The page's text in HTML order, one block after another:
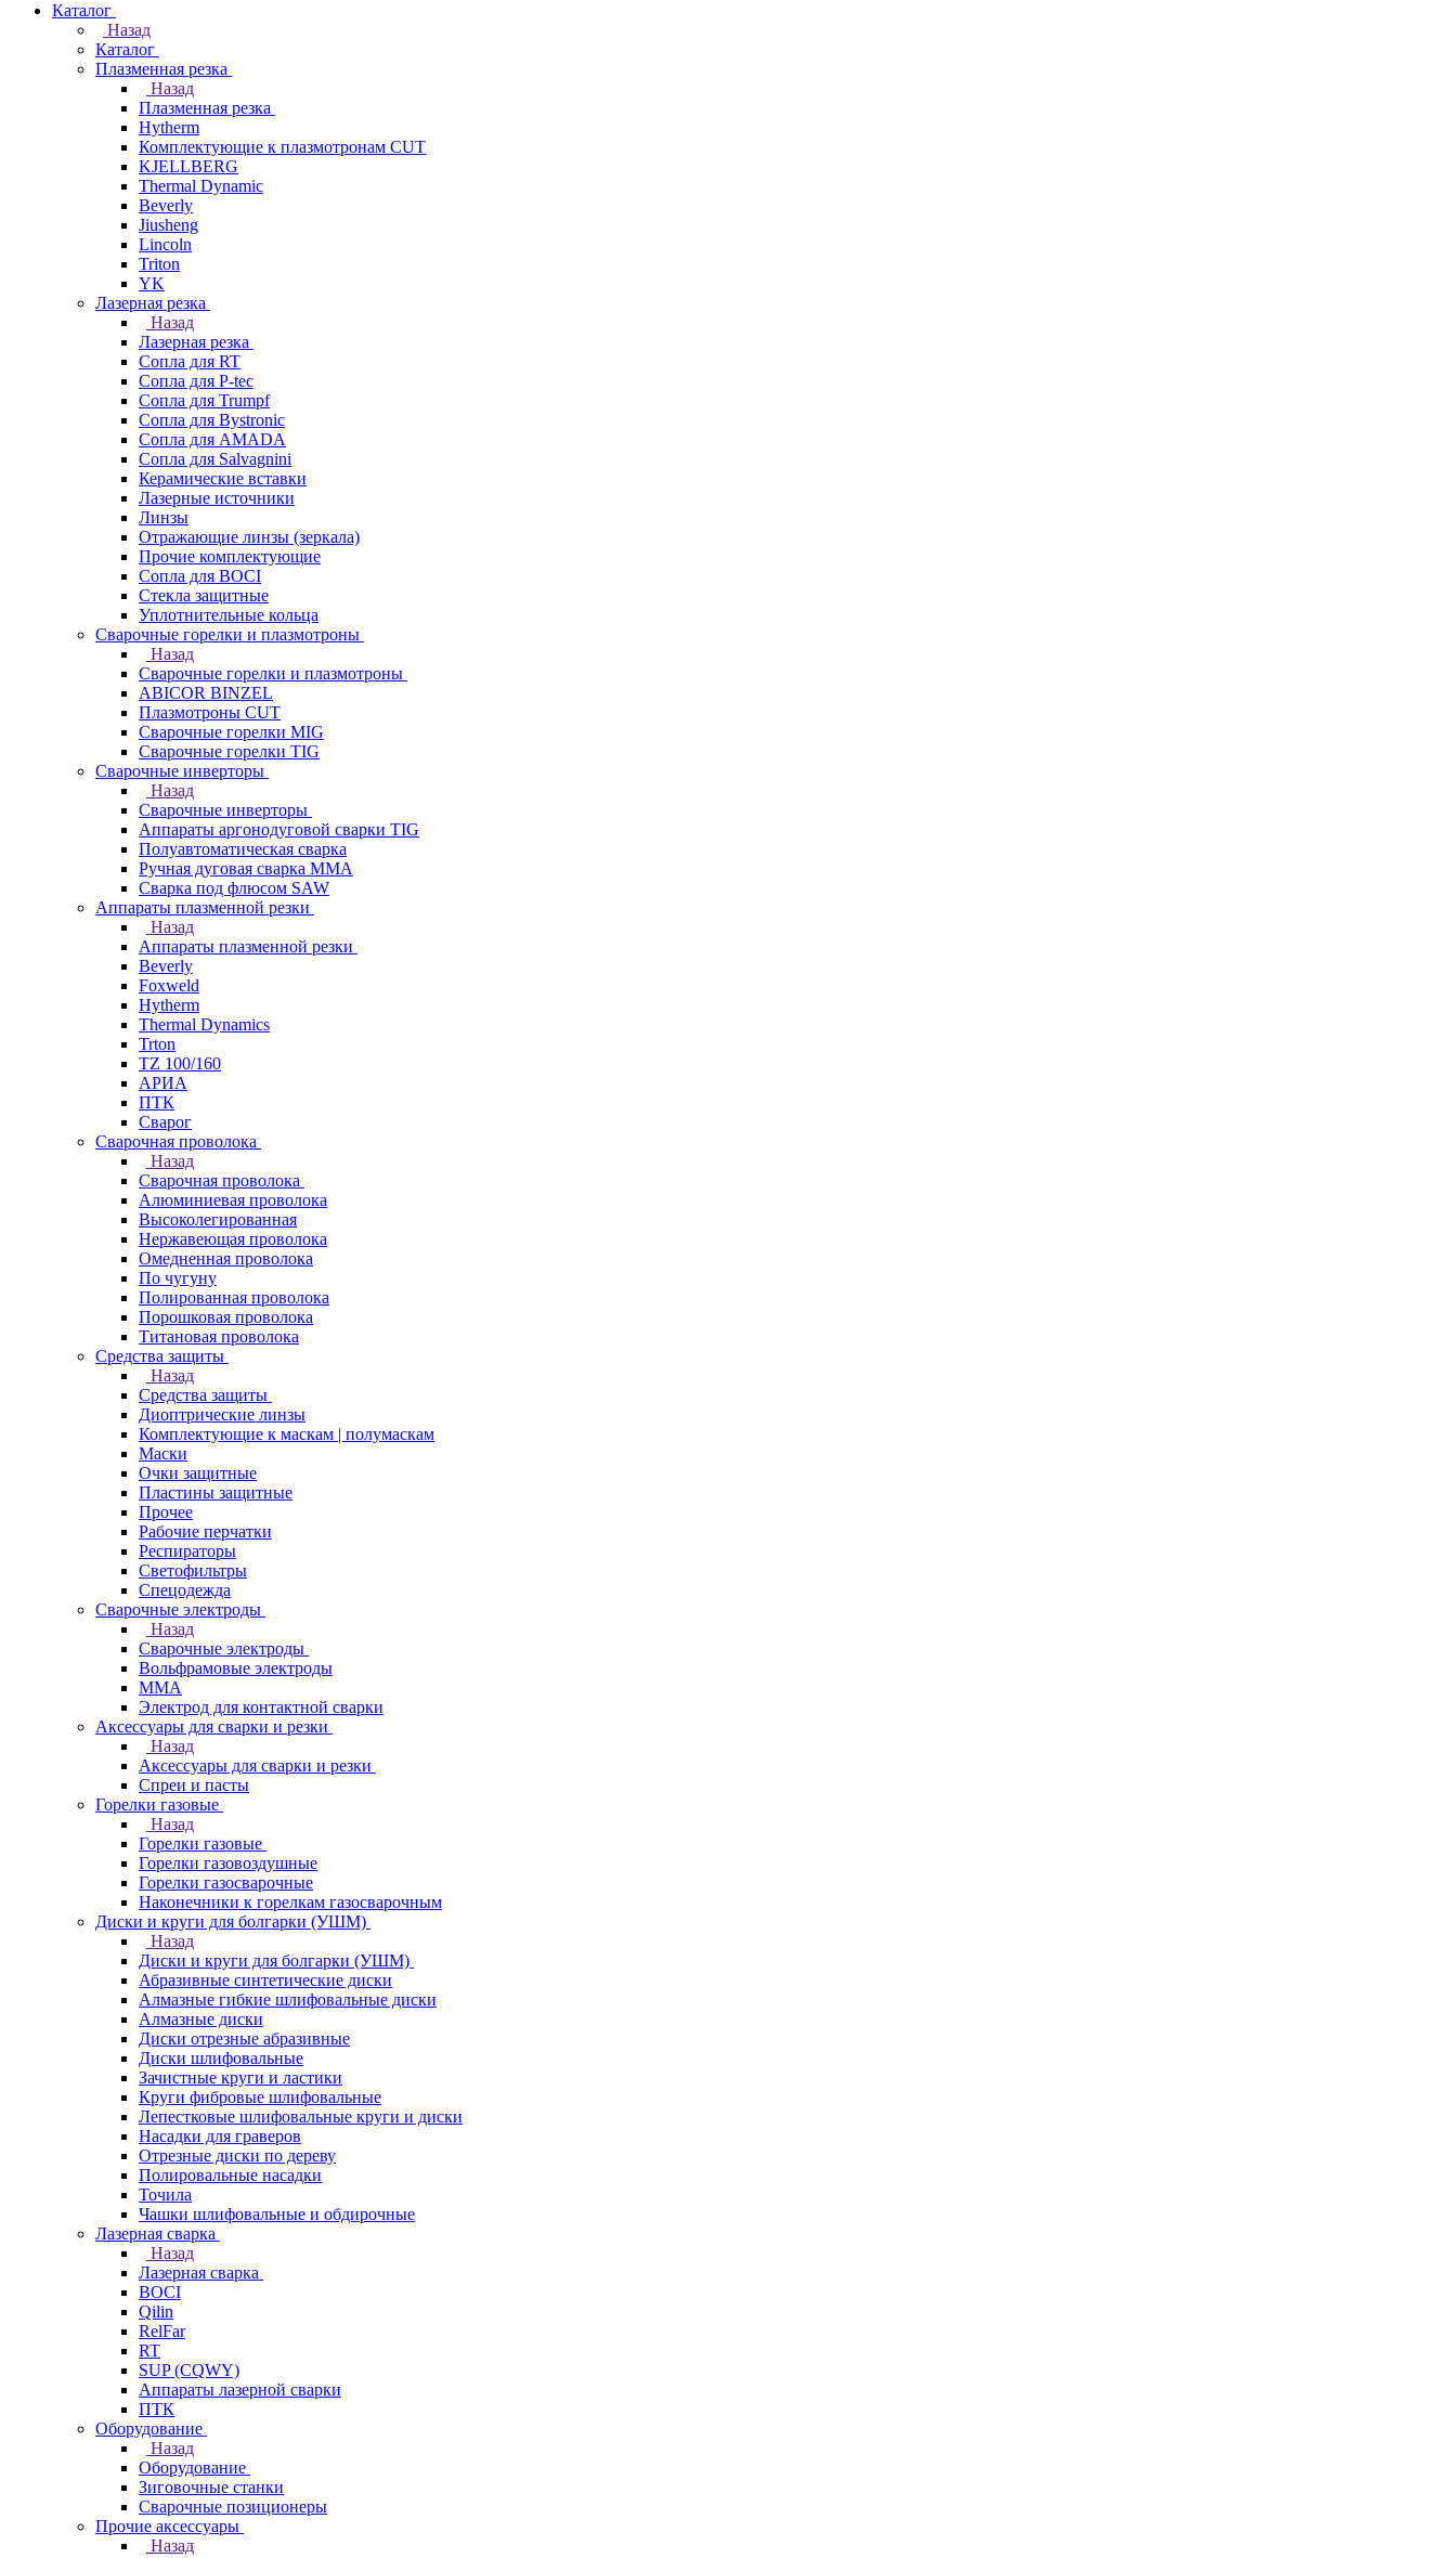
Каталог
Назад
Каталог
Плазменная резка
Назад
Плазменная резка
Hytherm
Комплектующие к плазмотронам CUT
KJELLBERG
Thermal Dynamic
Beverly
Jiusheng
Lincoln
Triton
YK
Лазерная резка
Назад
Лазерная резка
Сопла для RT
Сопла для P-tec
Сопла для Trumpf
Сопла для Bystronic
Сопла для AMADA
Сопла для Salvagnini
Керамические вставки
Лазерные источники
Линзы
Отражающие линзы (зеркала)
Прочие комплектующие
Сопла для BOCI
Стекла защитные
Уплотнительные кольца
Сварочные горелки и плазмотроны
Назад
Сварочные горелки и плазмотроны
ABICOR BINZEL
Плазмотроны CUT
Сварочные горелки MIG
Сварочные горелки TIG
Сварочные инверторы
Назад
Сварочные инверторы
Аппараты аргонодуговой сварки TIG
Полуавтоматическая сварка
Ручная дуговая сварка MMA
Сварка под флюсом SAW
Аппараты плазменной резки
Назад
Аппараты плазменной резки
Beverly
Foxweld
Hytherm
Thermal Dynamics
Trton
TZ 100/160
АРИА
ПТК
Сварог
Сварочная проволока
Назад
Сварочная проволока
Алюминиевая проволока
Высоколегированная
Нержавеющая проволока
Омедненная проволока
По чугуну
Полированная проволока
Порошковая проволока
Титановая проволока
Средства защиты
Назад
Средства защиты
Диоптрические линзы
Комплектующие к маскам | полумаскам
Маски
Очки защитные
Пластины защитные
Прочее
Рабочие перчатки
Респираторы
Светофильтры
Спецодежда
Сварочные электроды
Назад
Сварочные электроды
Вольфрамовые электроды
ММА
Электрод для контактной сварки
Аксессуары для сварки и резки
Назад
Аксессуары для сварки и резки
Спреи и пасты
Горелки газовые
Назад
Горелки газовые
Горелки газовоздушные
Горелки газосварочные
Наконечники к горелкам газосварочным
Диски и круги для болгарки (УШМ)
Назад
Диски и круги для болгарки (УШМ)
Абразивные синтетические диски
Алмазные гибкие шлифовальные диски
Алмазные диски
Диски отрезные абразивные
Диски шлифовальные
Зачистные круги и ластики
Круги фибровые шлифовальные
Лепестковые шлифовальные круги и диски
Насадки для граверов
Отрезные диски по дереву
Полировальные насадки
Точила
Чашки шлифовальные и обдирочные
Лазерная сварка
Назад
Лазерная сварка
BOCI
Qilin
RelFar
RT
SUP (CQWY)
Аппараты лазерной сварки
ПТК
Оборудование
Назад
Оборудование
Зиговочные станки
Сварочные позиционеры
Прочие аксессуары
Назад